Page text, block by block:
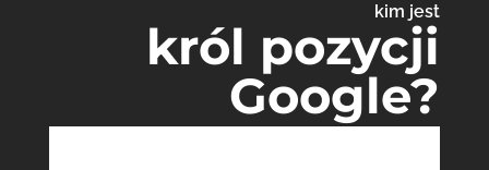
kim jest
król pozycji
Google?